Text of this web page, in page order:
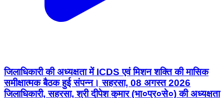
जिलाधिकारी की अध्यक्षता में ICDS एवं मिशन शक्ति की मासिक
समीक्षात्मक बैठक हुई संपन्न। सहरसा, 08 अगस्त 2026
जिलाधिकारी, सहरसा, श्री दीपेश कुमार (भा०प्र०से०) की अध्यक्षता